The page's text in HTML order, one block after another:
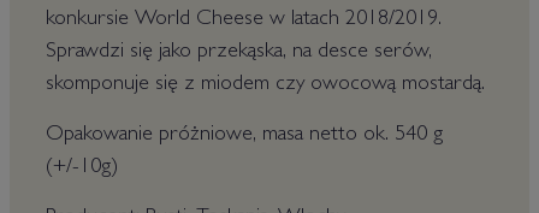
konkursie World Cheese w latach 2018/2019.
Sprawdzi się jako przekąska, na desce serów,
skomponuje się z miodem czy owocową mostardą.
Opakowanie próżniowe, masa netto ok. 540 g
(+/-10g)